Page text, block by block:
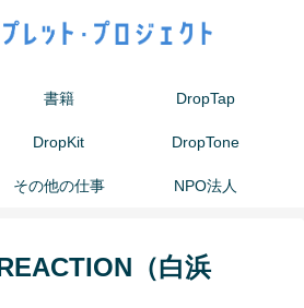
書籍 DropTap
DropKit DropTone
その他の仕事 NPO法人
（白浜